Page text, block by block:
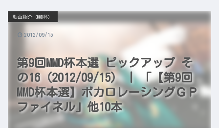
第9回MMD杯本選 ピックアップ そ
の16（2012/09/15） | 「【第9回
MMD杯本選】ボカロレーシングＧＰ
ファイネル」他10本
動画紹介（MMD杯）
2012/09/15